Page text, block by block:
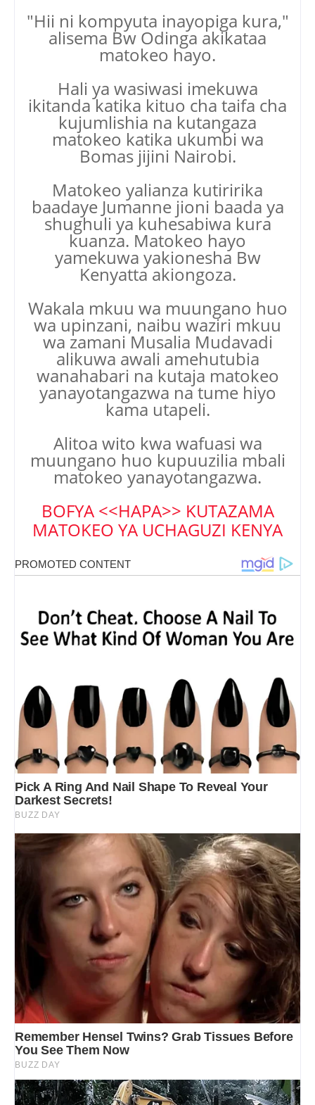
"Hii ni kompyuta inayopiga kura,"
alisema Bw Odinga akikataa
matokeo hayo.
Hali ya wasiwasi imekuwa
ikitanda katika kituo cha taifa cha
kujumlishia na kutangaza
matokeo katika ukumbi wa
Bomas jijini Nairobi.
Matokeo yalianza kutiririka
baadaye Jumanne jioni baada ya
shughuli ya kuhesabiwa kura
kuanza. Matokeo hayo
yamekuwa yakionesha Bw
Kenyatta akiongoza.
Wakala mkuu wa muungano huo
wa upinzani, naibu waziri mkuu
wa zamani Musalia Mudavadi
alikuwa awali amehutubia
wanahabari na kutaja matokeo
yanayotangazwa na tume hiyo
kama utapeli.
Alitoa wito kwa wafuasi wa
muungano huo kupuuzilia mbali
matokeo yanayotangazwa.
BOFYA <<HAPA>> KUTAZAMA
MATOKEO YA UCHAGUZI KENYA